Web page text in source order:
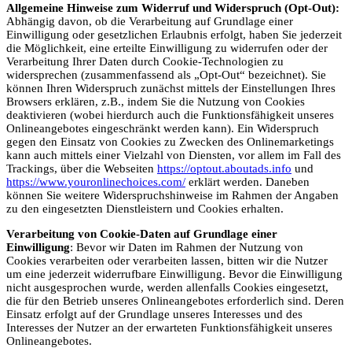
Allgemeine Hinweise zum Widerruf und Widerspruch (Opt-Out):
Abhängig davon, ob die Verarbeitung auf Grundlage einer
Einwilligung oder gesetzlichen Erlaubnis erfolgt, haben Sie jederzeit
die Möglichkeit, eine erteilte Einwilligung zu widerrufen oder der
Verarbeitung Ihrer Daten durch Cookie-Technologien zu
widersprechen (zusammenfassend als „Opt-Out“ bezeichnet). Sie
können Ihren Widerspruch zunächst mittels der Einstellungen Ihres
Browsers erklären, z.B., indem Sie die Nutzung von Cookies
deaktivieren (wobei hierdurch auch die Funktionsfähigkeit unseres
Onlineangebotes eingeschränkt werden kann). Ein Widerspruch
gegen den Einsatz von Cookies zu Zwecken des Onlinemarketings
kann auch mittels einer Vielzahl von Diensten, vor allem im Fall des
Trackings, über die Webseiten https://optout.aboutads.info und
https://www.youronlinechoices.com/ erklärt werden. Daneben
können Sie weitere Widerspruchshinweise im Rahmen der Angaben
zu den eingesetzten Dienstleistern und Cookies erhalten.
Verarbeitung von Cookie-Daten auf Grundlage einer
Einwilligung: Bevor wir Daten im Rahmen der Nutzung von
Cookies verarbeiten oder verarbeiten lassen, bitten wir die Nutzer
um eine jederzeit widerrufbare Einwilligung. Bevor die Einwilligung
nicht ausgesprochen wurde, werden allenfalls Cookies eingesetzt,
die für den Betrieb unseres Onlineangebotes erforderlich sind. Deren
Einsatz erfolgt auf der Grundlage unseres Interesses und des
Interesses der Nutzer an der erwarteten Funktionsfähigkeit unseres
Onlineangebotes.